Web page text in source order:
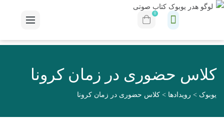
0
کلاس حضوری در زمان کرونا
یوبوک > رویدادها > کلاس حضوری در زمان کرونا